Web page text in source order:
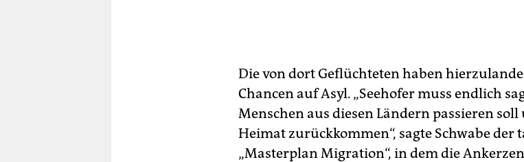
Die von dort Geflüchteten haben
Chancen auf Asyl. „Seehofer muss endlich
Menschen aus diesen Ländern passieren
Heimat zurückkommen“, sagte Schwabe der
„Masterplan Migration“, in dem die